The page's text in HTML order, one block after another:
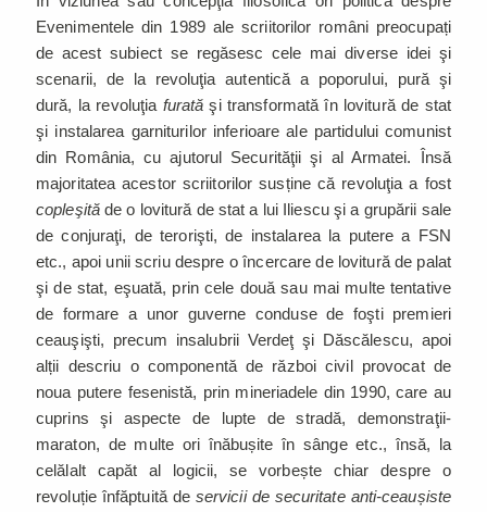
Evenimentele din 1989 ale scriitorilor români preocupați
de acest subiect se regăsesc cele mai diverse idei şi
scenarii, de la revoluţia autentică a poporului, pură şi
dură, la revoluţia furată şi transformată în lovitură de stat
şi instalarea garniturilor inferioare ale partidului comunist
din România, cu ajutorul Securităţii şi al Armatei. Însă
majoritatea acestor scriitorilor susține că revoluţia a fost
copleşităde o lovitură de stat a lui Iliescu şi a grupării sale
de conjuraţi, de terorişti, de instalarea la putere a FSN
etc., apoi unii scriu despre o încercare de lovitură de palat
şi de stat, eşuată, prin cele două sau mai multe tentative
de formare a unor guverne conduse de foşti premieri
ceauşişti, precum insalubrii Verdeţ şi Dăscălescu, apoi
alții descriu o componentă de război civil provocat de
noua putere fesenistă, prin mineriadele din 1990, care au
cuprins şi aspecte de lupte de stradă, demonstraţii-
maraton, de multe ori înăbușite în sânge etc., însă, la
celălalt capăt al logicii, se vorbește chiar despre o
revoluție înfăptuită de servicii de securitate anti-ceaușiste